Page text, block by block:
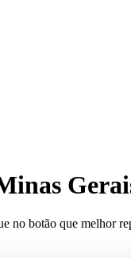
botão que melhor